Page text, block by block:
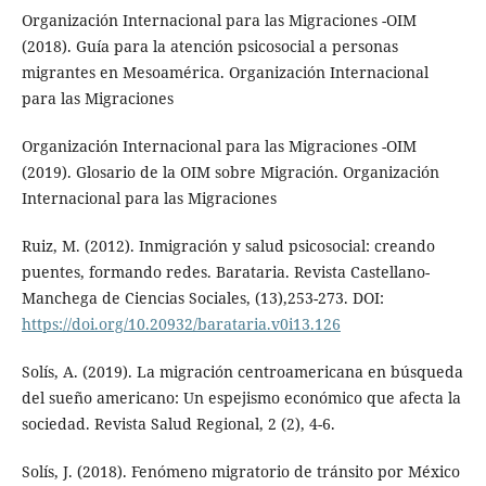
Organización Internacional para las Migraciones -OIM
(2018). Guía para la atención psicosocial a personas
migrantes en Mesoamérica. Organización Internacional
para las Migraciones
Organización Internacional para las Migraciones -OIM
(2019). Glosario de la OIM sobre Migración. Organización
Internacional para las Migraciones
Ruiz, M. (2012). Inmigración y salud psicosocial: creando
puentes, formando redes. Barataria. Revista Castellano-
Manchega de Ciencias Sociales, (13),253-273. DOI:
https://doi.org/10.20932/barataria.v0i13.126
Solís, A. (2019). La migración centroamericana en búsqueda
del sueño americano: Un espejismo económico que afecta la
sociedad. Revista Salud Regional, 2 (2), 4-6.
Solís, J. (2018). Fenómeno migratorio de tránsito por México